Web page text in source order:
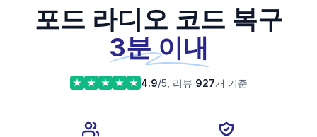
포드 라디오 코드 복구
3분 이내
4.9/5, 리뷰 927개 기준